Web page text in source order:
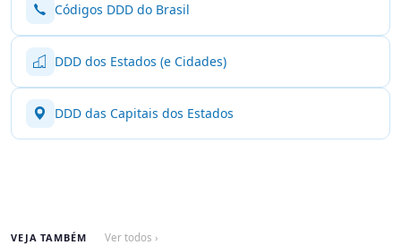
Códigos DDD do Brasil
DDD dos Estados (e Cidades)
DDD das Capitais dos Estados
VEJA TAMBÉM Ver todos ›